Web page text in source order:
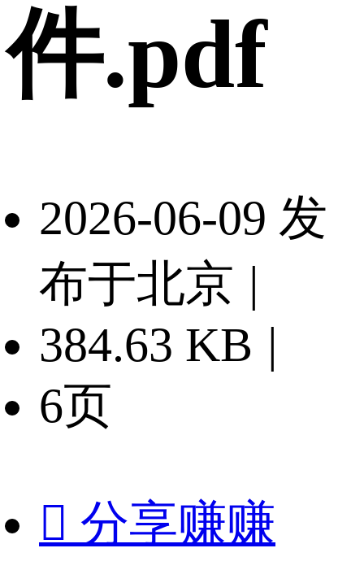
件.pdf
2026-06-09 发
布于北京 |
384.63 KB |
6页
 分享赚赚